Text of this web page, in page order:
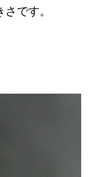
です。